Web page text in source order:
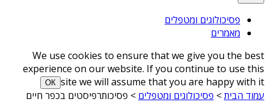
פסיכולוגים ומטפלים
מאמרים
We use cookies to ensure that we give you the best
experience on our website. If you continue to use this
site we will assume that you are happy with it
ОК
עמוד הבית> פסיכולוגים ומטפלים > פסיכותרפיסטים בכפר חיים